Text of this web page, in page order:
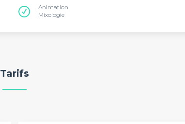
Animation
Mixologie
Tarifs